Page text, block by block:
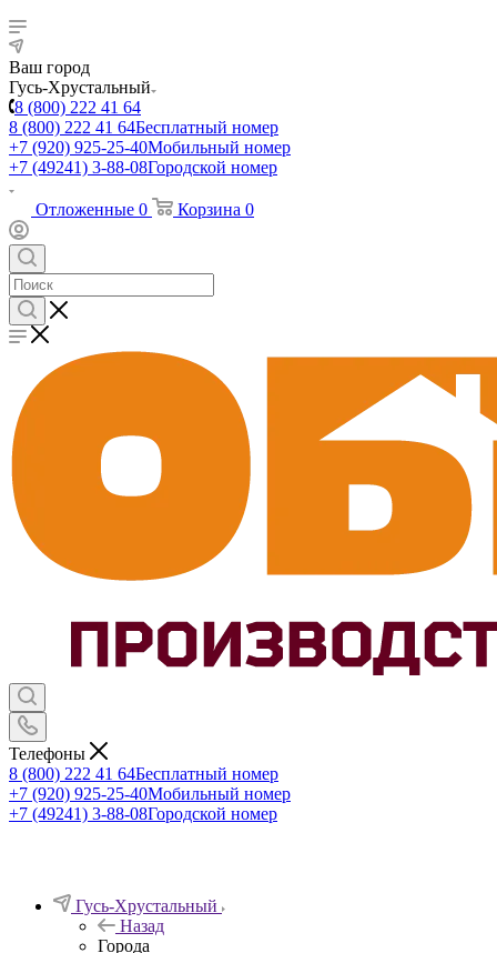
Ваш город
Гусь-Хрустальный
8 (800) 222 41 64
8 (800) 222 41 64Бесплатный номер
+7 (920) 925-25-40Мобильный номер
+7 (49241) 3-88-08Городской номер
Отложенные 0 Корзина 0
Телефоны
8 (800) 222 41 64Бесплатный номер
+7 (920) 925-25-40Мобильный номер
+7 (49241) 3-88-08Городской номер
Гусь-Хрустальный
Назад
Города